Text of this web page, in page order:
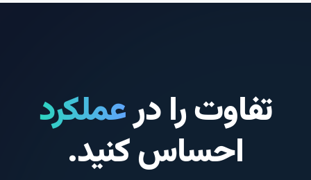
تفاوت را درعملکرد
احساس کنید.